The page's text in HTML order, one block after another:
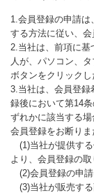
1.会員登録の申請
する方法に従い、会
2.当社は、前項に基
人が、パソコン、
ボタンをクリックし
3.当社は、会員登録
録後において第14
ずれかに該当する場
会員登録をお断りま
(1)当社が提供す
より、会員登録の
(2)会員登録の申
(3)当社が販売する